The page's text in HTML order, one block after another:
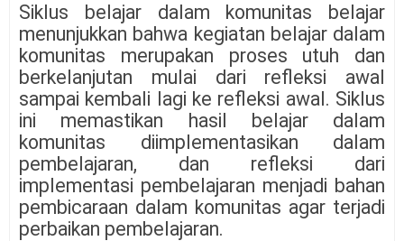
Siklus belajar dalam komunitas belajar
menunjukkan bahwa kegiatan belajar dalam
komunitas merupakan proses utuh dan
berkelanjutan mulai dari refleksi awal
sampai kembali lagi ke refleksi awal. Siklus
ini memastikan hasil belajar dalam
komunitas diimplementasikan dalam
pembelajaran, dan refleksi dari
implementasi pembelajaran menjadi bahan
pembicaraan dalam komunitas agar terjadi
perbaikan pembelajaran.